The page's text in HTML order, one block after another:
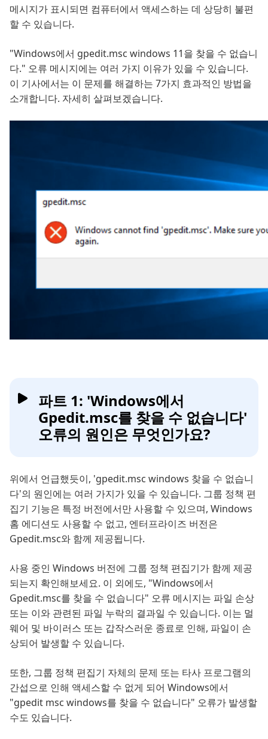
메시지가 표시되면 컴퓨터에서 액세스하는 데 상당히 불편
할 수 있습니다.
"Windows에서 gpedit.msc windows 11을 찾을 수 없습니
다." 오류 메시지에는 여러 가지 이유가 있을 수 있습니다.
이 기사에서는 이 문제를 해결하는 7가지 효과적인 방법을
소개합니다. 자세히 살펴보겠습니다.
파트 1: 'Windows에서
Gpedit.msc를 찾을 수 없습니다'
오류의 원인은 무엇인가요?
위에서 언급했듯이, 'gpedit.msc windows 찾을 수 없습니
다'의 원인에는 여러 가지가 있을 수 있습니다. 그룹 정책 편
집기 기능은 특정 버전에서만 사용할 수 있으며, Windows
홈 에디션도 사용할 수 없고, 엔터프라이즈 버전은
Gpedit.msc와 함께 제공됩니다.
사용 중인 Windows 버전에 그룹 정책 편집기가 함께 제공
되는지 확인해보세요. 이 외에도, "Windows에서
Gpedit.msc를 찾을 수 없습니다" 오류 메시지는 파일 손상
또는 이와 관련된 파일 누락의 결과일 수 있습니다. 이는 멀
웨어 및 바이러스 또는 갑작스러운 종료로 인해, 파일이 손
상되어 발생할 수 있습니다.
또한, 그룹 정책 편집기 자체의 문제 또는 타사 프로그램의
간섭으로 인해 액세스할 수 없게 되어 Windows에서
"gpedit msc windows를 찾을 수 없습니다" 오류가 발생할
수도 있습니다.